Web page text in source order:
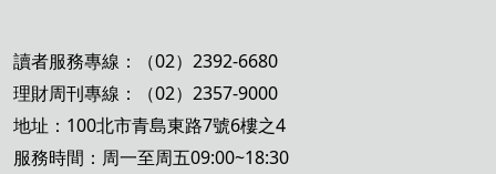
讀者服務專線：（02）2392-6680
理財周刊專線：（02）2357-9000
地址：100北市青島東路7號6樓之4
服務時間：周一至周五09:00~18:30